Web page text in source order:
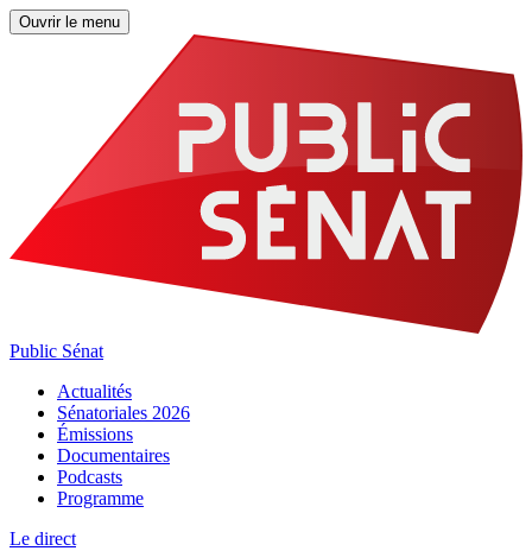
Ouvrir le menu
Public Sénat
Actualités
Sénatoriales 2026
Émissions
Documentaires
Podcasts
Programme
Le direct